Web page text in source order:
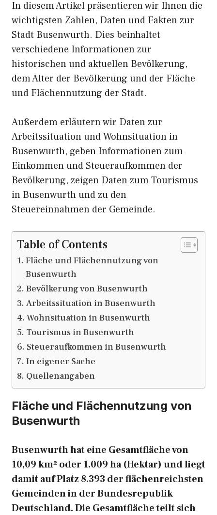
In diesem Artikel präsentieren wir Ihnen die
wichtigsten Zahlen, Daten und Fakten zur
Stadt Busenwurth. Dies beinhaltet
verschiedene Informationen zur
historischen und aktuellen Bevölkerung,
dem Alter der Bevölkerung und der Fläche
und Flächennutzung der Stadt.
Außerdem erläutern wir Daten zur
Arbeitssituation und Wohnsituation in
Busenwurth, geben Informationen zum
Einkommen und Steueraufkommen der
Bevölkerung, zeigen Daten zum Tourismus
in Busenwurth und zu den
Steuereinnahmen der Gemeinde.
Table of Contents
Fläche und Flächennutzung von
Busenwurth
Bevölkerung von Busenwurth
Arbeitssituation in Busenwurth
Wohnsituation in Busenwurth
Tourismus in Busenwurth
Steueraufkommen in Busenwurth
In eigener Sache
Quellenangaben
Fläche und Flächennutzung von
Busenwurth
Busenwurth hat eine Gesamtfläche von
10,09 km² oder 1.009 ha (Hektar) und liegt
damit auf Platz 8.393 der flächenreichsten
Gemeinden in der Bundesrepublik
Deutschland. Die Gesamtfläche teilt sich